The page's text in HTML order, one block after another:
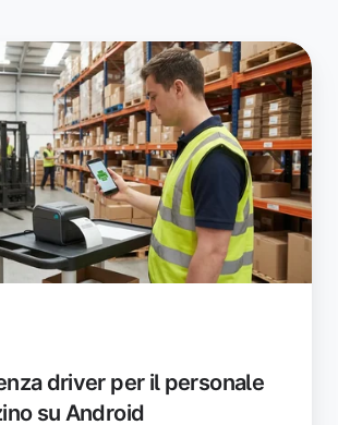
driver per il personale
su Android